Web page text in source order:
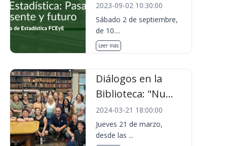
2023-09-02 10:30:00
Sábado 2 de septiembre,
de 10....
Leer más
Diálogos en la
Biblioteca: "Nu...
2024-03-21 18:00:00
Jueves 21 de marzo,
desde las ...